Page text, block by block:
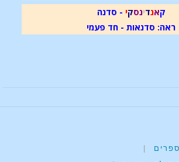
קאנדינסקי - סדנה
ראה: סדנאות - חד פעמי
|